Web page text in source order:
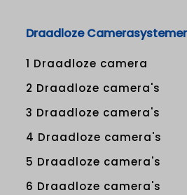
Draadloze
1 Draadloze camera
2 Draadloze camera's
3 Draadloze camera's
4 Draadloze camera's
5 Draadloze camera's
6 Draadloze camera's